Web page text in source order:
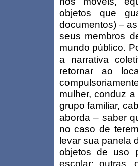
objetos que
documentos) –
seus membros
mundo público.
a narrativa
retornar ao
mulher, conduz
grupo familiar,
aborda – saber
no caso de
levar sua panela
objetos de uso
escolar; outras,